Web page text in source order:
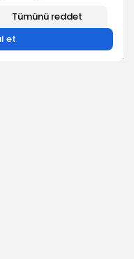
Tümünü reddet
et